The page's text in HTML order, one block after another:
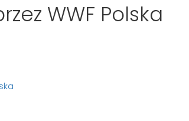
WWF Polska